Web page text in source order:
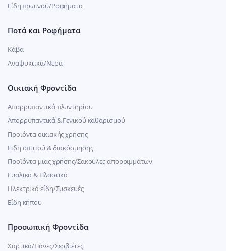
Είδη πρωινού/Ροφήματα
Ποτά και Ροφήματα
Κάβα
Αναψυκτικά/Νερά
Οικιακή Φροντίδα
Απορρυπαντικά πλυντηρίου
Απορρυπαντικά & Γενικού καθαρισμού
Προιόντα οικιακής χρήσης
Ειδη σπιτιού & διακόσμησης
Προϊόντα μιας χρήσης/Σακούλες απορριμμάτων
Γυαλικά & Πλαστικά
Ηλεκτρικά είδη/Συσκευές
Είδη κήπου
Προσωπική Φροντίδα
Χαρτικά/Πάνες/Σερβιέτες